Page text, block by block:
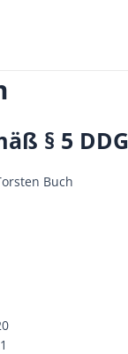
§ 5 DDG
Buch